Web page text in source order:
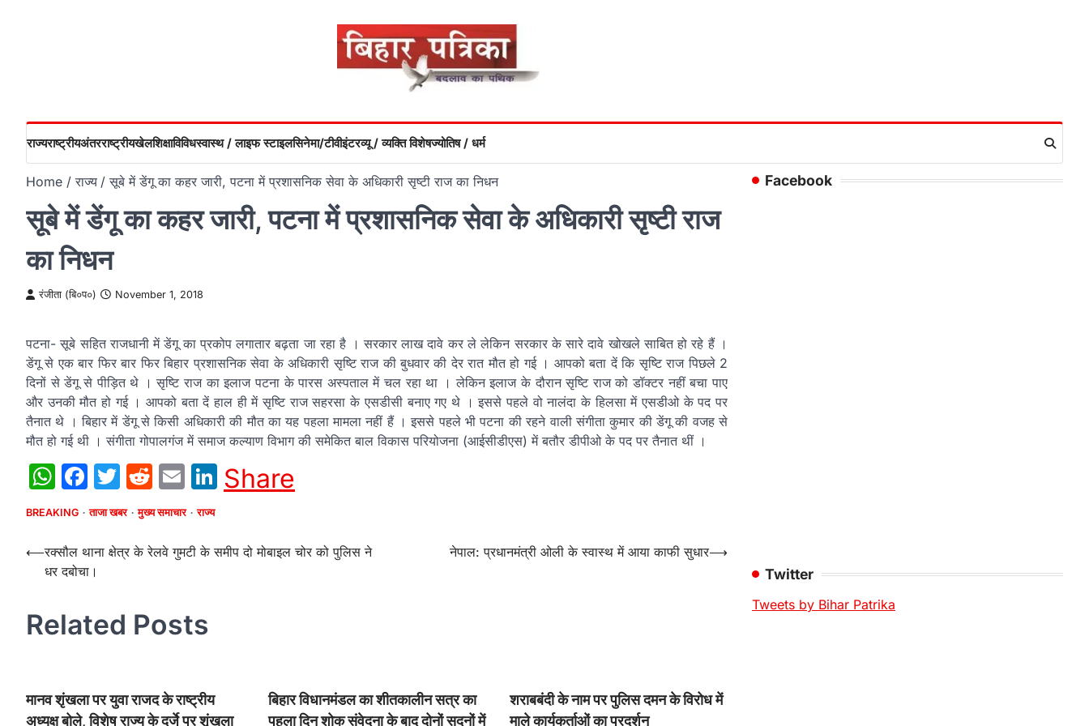
राज्यराष्ट्रीयअंतरराष्ट्रीयखेलशिक्षाविविधस्वास्थ / लाइफ स्टाइलसिनेमा/टीवीइंटरव्यू / व्यक्ति विशेषज्योतिष / धर्म
Home राज्य सूबे में डेंगू का कहर जारी, पटना में प्रशासनिक सेवा के अधिकारी सृष्टी राज का निधन
सूबे में डेंगू का कहर जारी, पटना में प्रशासनिक सेवा के अधिकारी सृष्टी राज
का निधन
रंजीता (बि०प०) November 1, 2018
पटना- सूबे सहित राजधानी में डेंगू का प्रकोप लगातार बढ़ता जा रहा है । सरकार लाख दावे कर ले लेकिन सरकार के सारे दावे खोखले साबित हो रहे हैं ।
डेंगू से एक बार फिर बार फिर बिहार प्रशासनिक सेवा के अधिकारी सृष्टि राज की बुधवार की देर रात मौत हो गई । आपको बता दें कि सृष्टि राज पिछले 2
दिनों से डेंगू से पीड़ित थे । सृष्टि राज का इलाज पटना के पारस अस्पताल में चल रहा था । लेकिन इलाज के दौरान सृष्टि राज को डॉक्टर नहीं बचा पाए
और उनकी मौत हो गई । आपको बता दें हाल ही में सृष्टि राज सहरसा के एसडीसी बनाए गए थे । इससे पहले वो नालंदा के हिलसा में एसडीओ के पद पर
तैनात थे । बिहार में डेंगू से किसी अधिकारी की मौत का यह पहला मामला नहीं हैं । इससे पहले भी पटना की रहने वाली संगीता कुमार की डेंगू की वजह से
मौत हो गई थी । संगीता गोपालगंज में समाज कल्याण विभाग की समेकित बाल विकास परियोजना (आईसीडीएस) में बतौर डीपीओ के पद पर तैनात थीं ।
WhatsApp
Facebook
Twitter
Reddit
EmailLinkedIn
Share
BREAKING ताजा खबर मुख्य समाचार राज्य
Post
navigation
⟵रक्सौल थाना क्षेत्र के रेलवे गुमटी के समीप दो मोबाइल चोर को पुलिस ने
धर दबोचा।
नेपाल: प्रधानमंत्री ओली के स्वास्थ में आया काफी सुधार⟶
Related Posts
मानव शृंखला पर युवा राजद के राष्ट्रीय
अध्यक्ष बोले, विशेष राज्य के दर्जे पर शृंखला
बिहार विधानमंडल का शीतकालीन सत्र का
पहला दिन शोक संवेदना के बाद दोनों सदनों में
शराबबंदी के नाम पर पुलिस दमन के विरोध में
माले कार्यकर्ताओं का प्रदर्शन
Facebook
Twitter
Tweets by Bihar Patrika